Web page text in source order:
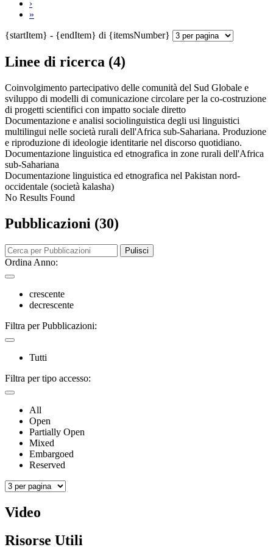
›
»
{startItem} - {endItem} di {itemsNumber}
Linee di ricerca (4)
Coinvolgimento partecipativo delle comunità del Sud Globale e
sviluppo di modelli di comunicazione circolare per la co-costruzione
di progetti scientifici con impatto sociale diretto
Documentazione e analisi sociolinguistica degli usi linguistici
multilingui nelle società rurali dell'Africa sub-Sahariana. Produzione
e riproduzione di ideologie identitarie nel discorso quotidiano.
Documentazione linguistica ed etnografica in zone rurali dell'Africa
sub-Sahariana
Documentazione linguistica ed etnografica nel Pakistan nord-
occidentale (società kalasha)
No Results Found
Pubblicazioni (30)
Pulisci
Ordina Anno:
crescente
decrescente
Filtra per Pubblicazioni:
Tutti
Filtra per tipo accesso:
All
Open
Partially Open
Mixed
Embargoed
Reserved
Video
Risorse Utili